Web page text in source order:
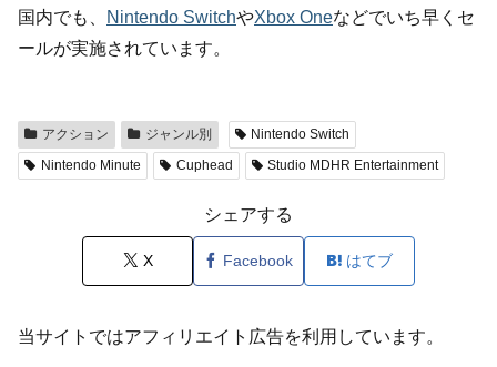
国内でも、
Nintendo SwitchやXbox Oneなどでいち早くセ
ールが実施されています。
アクション ジャンル別
Nintendo Switch
Nintendo Minute
Cuphead Studio MDHR Entertainment
シェアする
X Facebook はてブ
当サイトではアフィリエイト広告を利用しています。